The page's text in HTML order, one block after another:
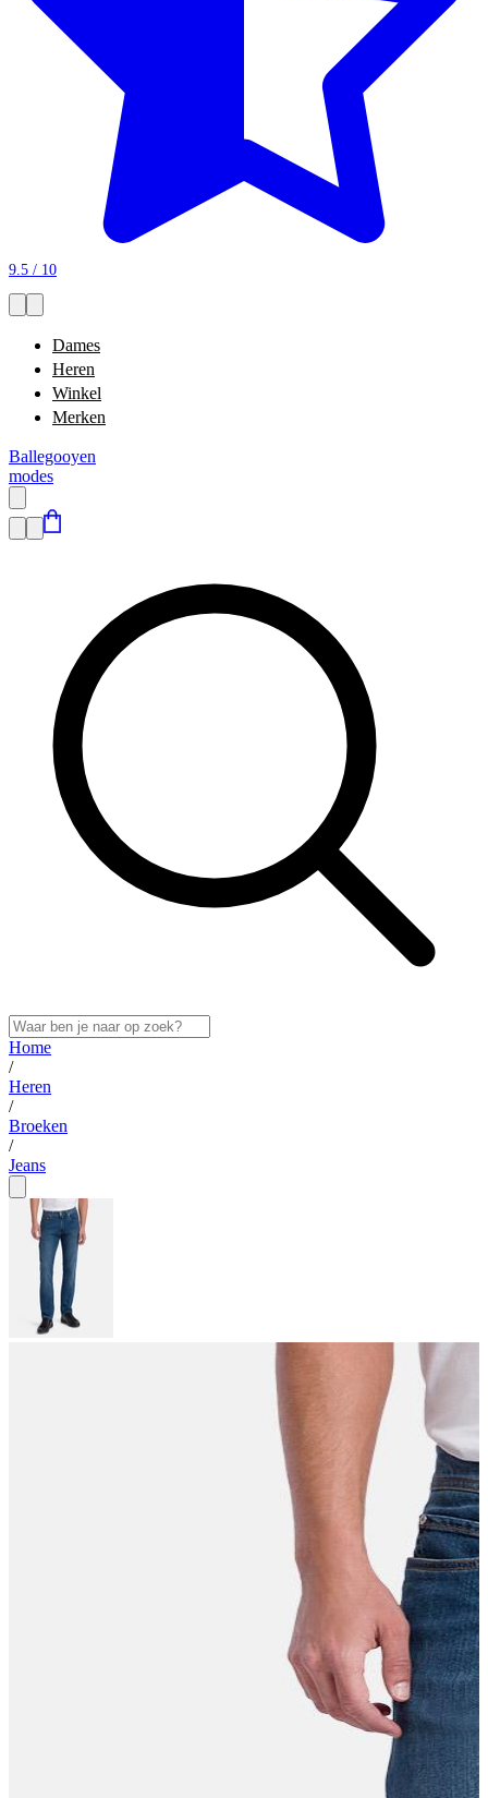
9.5 / 10
Dames
Heren
Winkel
Merken
Ballegooyen
modes
Home
/
Heren
/
Broeken
/
Jeans